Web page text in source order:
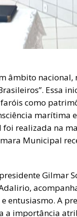
âmbito
Essa
como
marítima
realizada na
Municipal
Gilmar
entusiasmo. A
a importância